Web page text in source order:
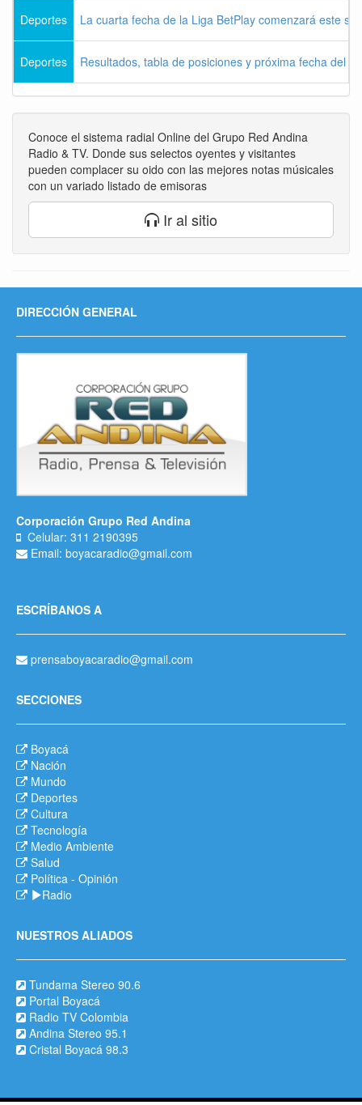
Deportes La cuarta fecha de la Liga BetPlay comenzará este
Deportes Resultados, tabla de posiciones y próxima fecha del
Conoce el sistema radial Online del Grupo Red Andina
Radio & TV. Donde sus selectos oyentes y visitantes
pueden complacer su oido con las mejores notas músicales
con un variado listado de emisoras
Ir al sitio
DIRECCIÓN GENERAL
Corporación Grupo Red Andina
Celular: 311 2190395
Email: boyacaradio@gmail.com
ESCRÍBANOS A
prensaboyacaradio@gmail.com
SECCIONES
Boyacá
Nación
Mundo
Deportes
Cultura
Tecnología
Medio Ambiente
Salud
Política - Opinión
Radio
NUESTROS ALIADOS
Tundama Stereo 90.6
Portal Boyacá
Radio TV Colombia
Andina Stereo 95.1
Cristal Boyacá 98.3